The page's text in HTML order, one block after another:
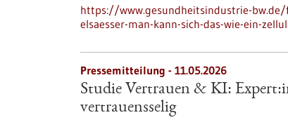
https://www.gesundheitsindustrie-
elsaesser-man-kann-sich-das-wie-ein-
Pressemitteilung - 11.05.2026
Studie Vertrauen & KI:
vertrauensselig